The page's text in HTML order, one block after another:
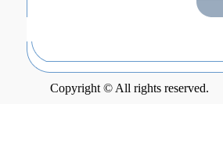
Copyright © All rights reserved.